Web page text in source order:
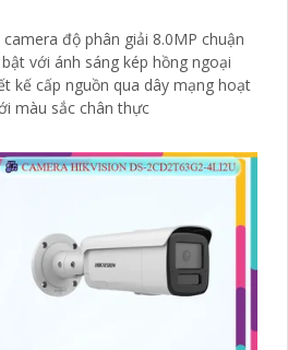
độ phân giải 8.0MP chuận
với ánh sáng kép hồng ngoại
kế cấp nguồn qua dây mạng hoạt
màu sắc chân thực